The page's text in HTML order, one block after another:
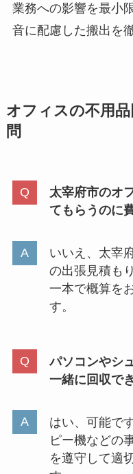
業務への影響を最小
音に配慮した搬出を
オフィスの不用
問
太宰府市のオ
てもらうのに
いいえ、太宰
の出張見積も
一本で概算を
す。
パソコンやシ
一緒に回収で
はい、可能で
ピー機などの
を遵守して適